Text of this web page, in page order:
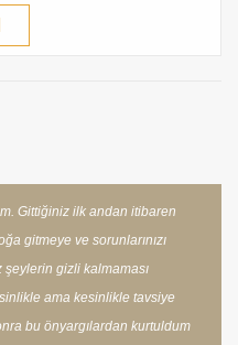
Gittiğiniz ilk andan itibaren
gitmeye ve sorunlarınızı
şeylerin gizli kalmaması
ama kesinlikle tavsiye
bu önyargılardan kurtuldum